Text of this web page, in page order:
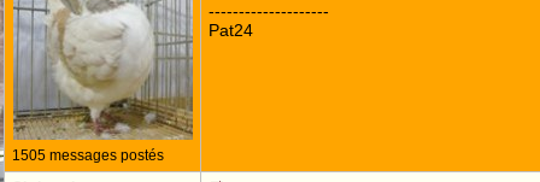
1505 messages postés
--------------------
Pat24